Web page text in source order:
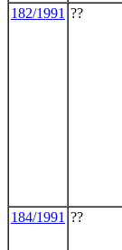
182/1991 ??
184/1991 ??